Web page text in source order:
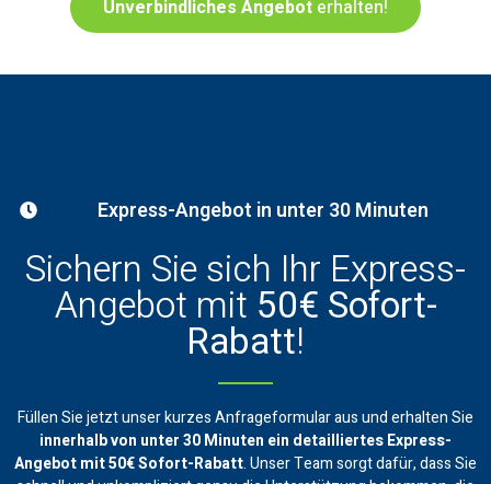
Unverbindliches Angebot erhalten!
Express-Angebot in unter 30 Minuten
Sichern Sie sich Ihr Express-
Angebot mit 50€ Sofort-
Rabatt!
Füllen Sie jetzt unser kurzes Anfrageformular aus und erhalten Sie
innerhalb von unter 30 Minuten ein detailliertes Express-
Angebot mit 50€ Sofort-Rabatt. Unser Team sorgt dafür, dass Sie